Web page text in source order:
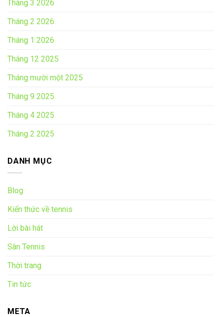
Tháng 3 2026
Tháng 2 2026
Tháng 1 2026
Tháng 12 2025
Tháng mười một 2025
Tháng 9 2025
Tháng 4 2025
Tháng 2 2025
DANH MỤC
Blog
Kiến thức về tennis
Lời bài hát
Sân Tennis
Thời trang
Tin tức
META